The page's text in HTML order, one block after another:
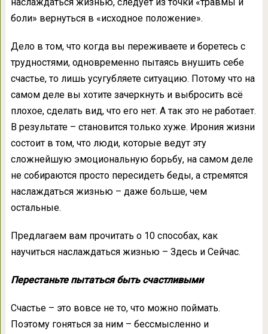
боли» вернуться в «исходное положение».
Дело в том, что когда вы переживаете и боретесь с
трудностями, одновременно пытаясь внушить себе
счастье, то лишь усугубляете ситуацию. Потому что на
самом деле вы хотите зачеркнуть и выбросить всё
плохое, сделать вид, что его нет. А так это не работает.
В результате – становится только хуже. Ирония жизни
состоит в том, что люди, которые ведут эту
сложнейшую эмоциональную борьбу, на самом деле
не собираются просто пересидеть беды, а стремятся
наслаждаться жизнью – даже больше, чем
остальные.
Предлагаем вам прочитать о 10 способах, как
научиться наслаждаться жизнью – Здесь и Сейчас.
Перестаньте пытаться быть счастливыми
Счастье – это вовсе не то, что можно поймать.
Поэтому гоняться за ним – бессмысленно и